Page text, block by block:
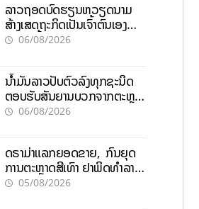
ລາວຖອດບົດຮຽນຫວຽດນາມ
ສ້າງເສດຖະກິດເປັນເຈົ້າຕົນເອງ
ກ້າວສູ່ເປົ້າໝາຍ 2035
06/08/2026
ນໍ້າມັນລາວປັບຕົວລົງທຸກຊະນິດ
ຕອບຮັບສັນຍານບວກຈາກຕະຫຼາດ
ໂລກ ແລະ ຊ່ອງແຄບຮໍມູສ
06/08/2026
ດຣາມ່າແລກຍອດຂາຍ, ກົນຍຸດ
ການຕະຫຼາດສີເທົາ ຢາພິດທຳລາຍ
ທຸລະກິດ ໄລຍະຍາວ
05/08/2026